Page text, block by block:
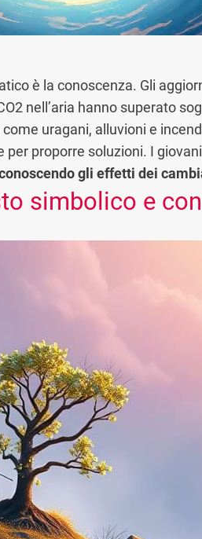
è la conoscenza. Gli
nell’aria hanno superato
uragani, alluvioni e
per proporre soluzioni. I
gli effetti dei
simbolico e